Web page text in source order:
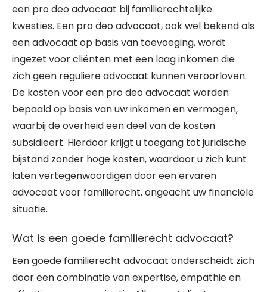
een pro deo advocaat bij familierechtelijke
kwesties. Een pro deo advocaat, ook wel bekend als
een advocaat op basis van toevoeging, wordt
ingezet voor cliënten met een laag inkomen die
zich geen reguliere advocaat kunnen veroorloven.
De kosten voor een pro deo advocaat worden
bepaald op basis van uw inkomen en vermogen,
waarbij de overheid een deel van de kosten
subsidieert. Hierdoor krijgt u toegang tot juridische
bijstand zonder hoge kosten, waardoor u zich kunt
laten vertegenwoordigen door een ervaren
advocaat voor familierecht, ongeacht uw financiële
situatie.
Wat is een goede familierecht advocaat?
Een goede familierecht advocaat onderscheidt zich
door een combinatie van expertise, empathie en